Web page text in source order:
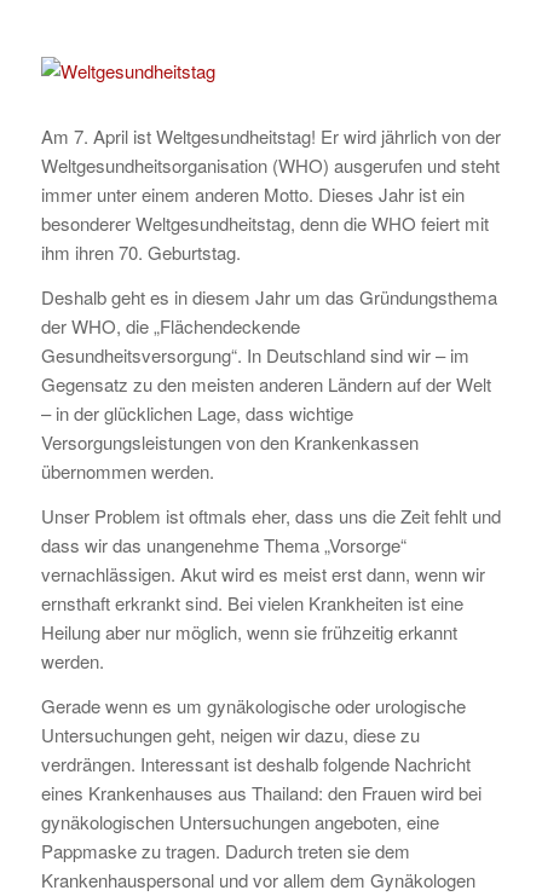
Am 7. April ist Weltgesundheitstag! Er wird jährlich von der
Weltgesundheitsorganisation (WHO) ausgerufen und steht
immer unter einem anderen Motto. Dieses Jahr ist ein
besonderer Weltgesundheitstag, denn die WHO feiert mit
ihm ihren 70. Geburtstag.
Deshalb geht es in diesem Jahr um das Gründungsthema
der WHO, die „Flächendeckende
Gesundheitsversorgung“. In Deutschland sind wir – im
Gegensatz zu den meisten anderen Ländern auf der Welt
– in der glücklichen Lage, dass wichtige
Versorgungsleistungen von den Krankenkassen
übernommen werden.
Unser Problem ist oftmals eher, dass uns die Zeit fehlt und
dass wir das unangenehme Thema „Vorsorge“
vernachlässigen. Akut wird es meist erst dann, wenn wir
ernsthaft erkrankt sind. Bei vielen Krankheiten ist eine
Heilung aber nur möglich, wenn sie frühzeitig erkannt
werden.
Gerade wenn es um gynäkologische oder urologische
Untersuchungen geht, neigen wir dazu, diese zu
verdrängen. Interessant ist deshalb folgende Nachricht
eines Krankenhauses aus Thailand: den Frauen wird bei
gynäkologischen Untersuchungen angeboten, eine
Pappmaske zu tragen. Dadurch treten sie dem
Krankenhauspersonal und vor allem dem Gynäkologen